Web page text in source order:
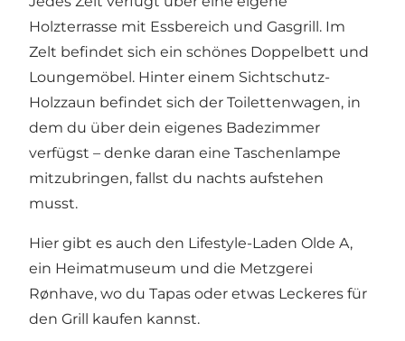
Holzterrasse mit Essbereich und Gasgrill. Im
Zelt befindet sich ein schönes Doppelbett und
Loungemöbel. Hinter einem Sichtschutz-
Holzzaun befindet sich der Toilettenwagen, in
dem du über dein eigenes Badezimmer
verfügst – denke daran eine Taschenlampe
mitzubringen, fallst du nachts aufstehen
musst.
Hier gibt es auch den Lifestyle-Laden Olde A,
ein Heimatmuseum und die Metzgerei
Rønhave, wo du Tapas oder etwas Leckeres für
den Grill kaufen kannst.